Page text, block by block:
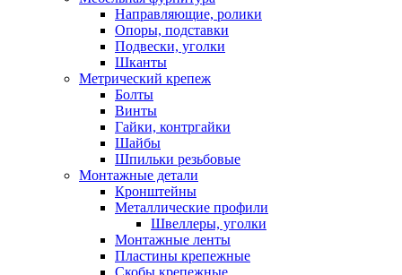
Направляющие, ролики
Опоры, подставки
Подвески, уголки
Шканты
Метрический крепеж
Болты
Винты
Гайки, контргайки
Шайбы
Шпильки резьбовые
Монтажные детали
Кронштейны
Металлические профили
Швеллеры, уголки
Монтажные ленты
Пластины крепежные
Скобы крепежные